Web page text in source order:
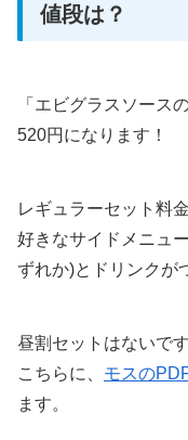
値段は？
「エビグラスソース
520円になります！
レギュラーセット料
好きなサイドメニュ
ずれか)とドリンクが
昼割セットはないです
こちらに、 モスの
ます。